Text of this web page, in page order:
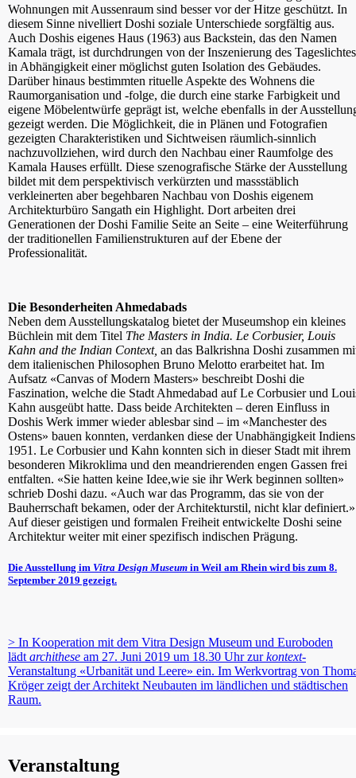
Wohnungen mit Aussenraum sind besser vor der Hitze geschützt. In
diesem Sinne nivelliert Doshi soziale Unterschiede sorgfältig aus.
Auch Doshis eigenes Haus (1963) aus Backstein, das den Namen
Kamala trägt, ist durchdrungen von der Inszenierung des Tageslichtes
in Abhängigkeit einer möglichst guten Isolation des Gebäudes.
Darüber hinaus bestimmten rituelle Aspekte des Wohnens die
Raumorganisation und -folge, die durch eine starke Farbigkeit und
eigene Möbelentwürfe geprägt ist, welche ebenfalls in der
gezeigt werden. Die Möglichkeit, die in Plänen und Fotografien
gezeigten Charakteristiken und Sichtweisen räumlich-sinnlich
nachzuvollziehen, wird durch den Nachbau einer Raumfolge des
Kamala Hauses erfüllt. Diese szenografische Stärke der Ausstellung
bildet mit dem perspektivisch verkürzten und massstäblich
verkleinerten aber begehbaren Nachbau von Doshis eigenem
Architekturbüro Sangath ein Highlight. Dort arbeiten drei
Generationen der Doshi Familie Seite an Seite – eine Weiterführung
der traditionellen Familienstrukturen auf der Ebene der
Professionalität.
Die Besonderheiten Ahmedabads
Neben dem Ausstellungskatalog bietet der Museumshop ein kleines
Büchlein mit dem Titel The Masters in India. Le Corbusier, Louis
Kahn and the Indian Context, an das Balkrishna Doshi zusammen
dem italienischen Philosophen Bruno Melotto erarbeitet hat. Im
Aufsatz «Canvas of Modern Masters» beschreibt Doshi die
Faszination, welche die Stadt Ahmedabad auf Le Corbusier und
Kahn ausgeübt hatte. Dass beide Architekten – deren Einfluss in
Doshis Werk immer wieder ablesbar sind – im «Manchester des
Ostens» bauen konnten, verdanken diese der Unabhängigkeit Indiens
1951. Le Corbusier und Kahn konnten sich in dieser Stadt mit ihrem
besonderen Mikroklima und den meandrierenden engen Gassen frei
entfalten. «Sie hatten keine Idee,wie sie ihr Werk beginnen sollten»
schrieb Doshi dazu. «Auch war das Programm, das sie von der
Bauherrschaft bekamen, oder der Architekturstil, nicht klar definiert.»
Auf dieser geistigen und formalen Freiheit entwickelte Doshi seine
Architektur weiter mit einer spezifisch indischen Prägung.
Die Ausstellung im Vitra Design Museum in Weil am Rhein wird bis zum 8.
September 2019 gezeigt.
> In Kooperation mit dem Vitra Design Museum und Euroboden
lädt archithese am 27. Juni 2019 um 18.30 Uhr zurkontext-
Veranstaltung «Urbanität und Leere» ein. Im Werkvortrag von
Kröger zeigt der Architekt Neubauten im ländlichen und städtischen
Raum.
Veranstaltung